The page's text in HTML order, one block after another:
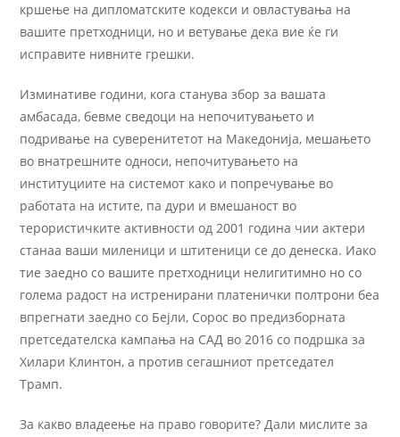
кршење на дипломатските кодекси и овластувања на
вашите претходници, но и ветување дека вие ќе ги
исправите нивните грешки.
Изминативе години, кога станува збор за вашата
амбасада, бевме сведоци на непочитувањето и
подривање на суверенитетот на Македонија, мешањето
во внатрешните односи, непочитувањето на
институциите на системот како и попречување во
работата на истите, па дури и вмешаност во
терористичките активности од 2001 година чии актери
станаа ваши миленици и штитеници се до денеска. Иако
тие заедно со вашите претходници нелигитимно но со
големa радост на истренирани платенички полтрони беа
впрегнати заедно со Бејли, Сорос во предизборната
претседателска кампања на САД во 2016 со подршка за
Хилари Клинтон, а против сегашниот претседател
Трамп.
За какво владеење на право говорите? Дали мислите за